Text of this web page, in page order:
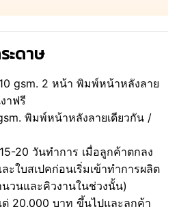
ะดาษ
gsm. 2 หน้า พิมพ์หน้าหลังลาย
าฟรี
พิมพ์หน้าหลังลายเดียวกัน /
20 วันทำการ เมื่อลูกค้าตกลง
ะใบสเปคก่อนเริ่มเข้าทำการผลิต
นวนและคิวงานในช่วงนั้น)
ต่ 20,000 บาท ขึ้นไปและลูกค้า